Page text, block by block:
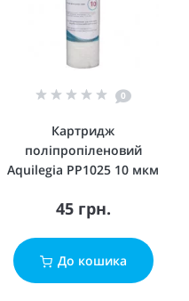
0
Картридж
поліпропіленовий
Aquilegia PP1025 10 мкм
45 грн.
До кошика